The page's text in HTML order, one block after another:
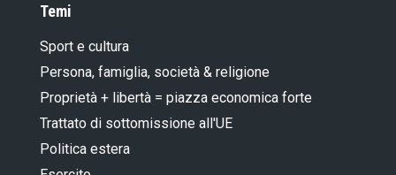
Temi
Sport e cultura
Persona, famiglia, società & religione
Proprietà + libertà = piazza economica forte
Trattato di sottomissione all'UE
Politica estera